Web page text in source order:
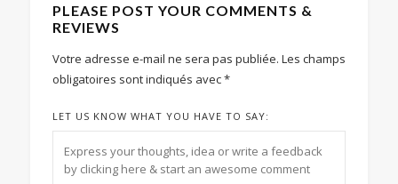
PLEASE POST YOUR COMMENTS &
REVIEWS
Votre adresse e-mail ne sera pas publiée. Les champs
obligatoires sont indiqués avec*
LET US KNOW WHAT YOU HAVE TO SAY: